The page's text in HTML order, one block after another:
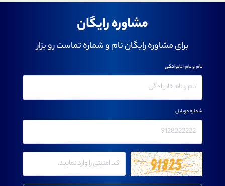
مشاوره رایگان
برای مشاوره رایگان نام و شماره تماست رو بزار
نام و نام خانوادگی
شماره موبایل